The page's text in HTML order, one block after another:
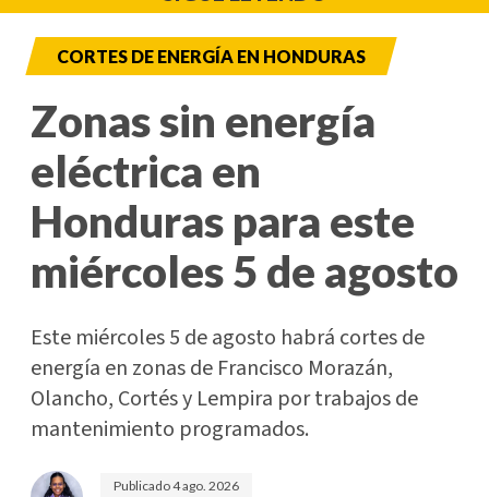
CORTES DE ENERGÍA EN HONDURAS
Zonas sin energía
eléctrica en
Honduras para este
miércoles 5 de agosto
Este miércoles 5 de agosto habrá cortes de
energía en zonas de Francisco Morazán,
Olancho, Cortés y Lempira por trabajos de
mantenimiento programados.
Publicado4 ago. 2026